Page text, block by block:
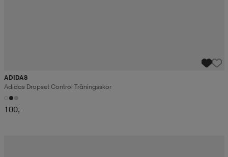
ADIDAS
Adidas Dropset Control Träningsskor
100,-